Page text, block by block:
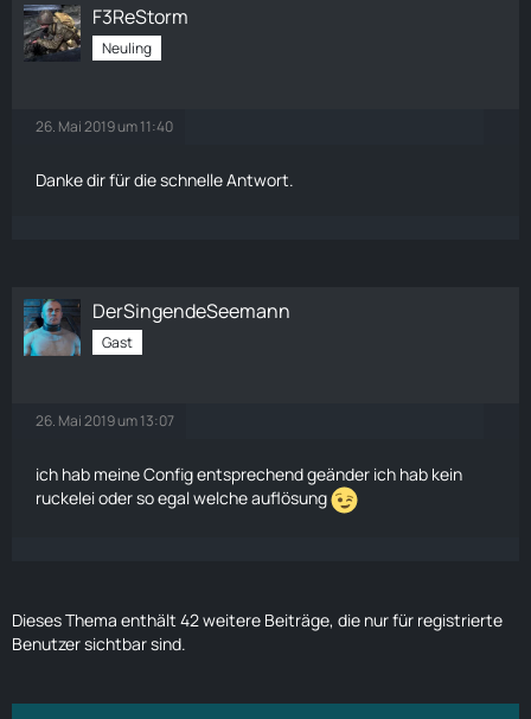
F3ReStorm
Neuling
26. Mai 2019 um 11:40
Danke dir für die schnelle Antwort.
DerSingendeSeemann
Gast
26. Mai 2019 um 13:07
ich hab meine Config entsprechend geänder ich hab kein
ruckelei oder so egal welche auflösung
Dieses Thema enthält 42 weitere Beiträge, die nur für registrierte
Benutzer sichtbar sind.